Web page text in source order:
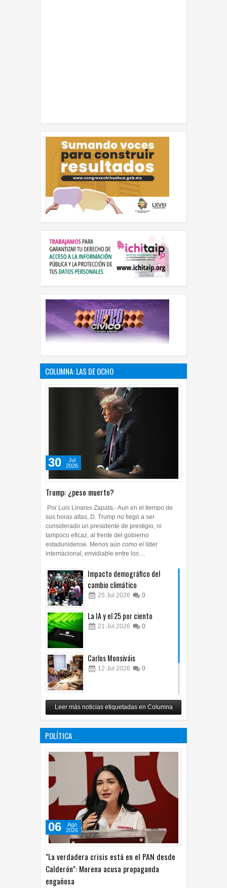
COLUMNA: LAS DE OCHO
Trump: ¿peso muerto?
30
Jul
2026
Por Luis Linares Zapata.- Aun en el tiempo de
sus horas altas, D. Trump no llegó a ser
considerado un presidente de prestigio, ni
tampoco eficaz, al frente del gobierno
estadunidense. Menos aún como el líder
internacional, envidiable entre los ...
Impacto demográfico del
cambio climático
25 Jul 2026 0
La IA y el 25 por ciento
21 Jul 2026 0
Carlos Monsiváis
12 Jul 2026 0
Revuelo en la inteligencia
artificial
07 Jul 2026 0
Leer más noticias etiquetadas en Columna
POLÍTICA
"La verdadera crisis está en el PAN desde
Calderón": Morena acusa propaganda
engañosa
06
Ago
2026